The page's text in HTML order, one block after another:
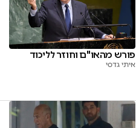
פורש מהאו"ם וחוזר לליכוד
איתי גדסי